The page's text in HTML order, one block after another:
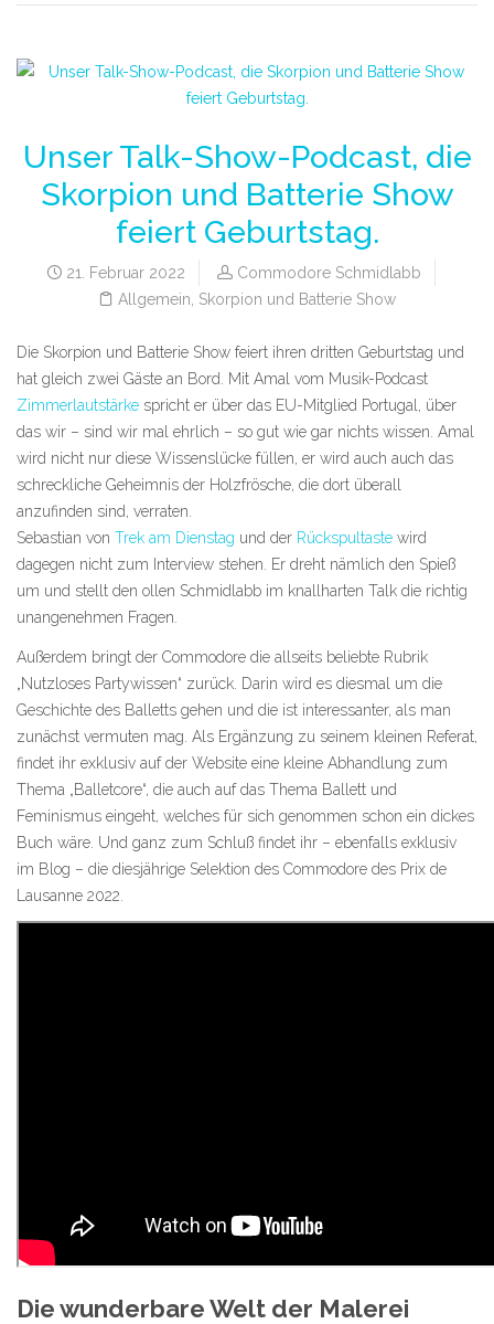
Unser Talk-Show-Podcast, die
Skorpion und Batterie Show
feiert Geburtstag.
21. Februar 2022
Commodore Schmidlabb
Allgemein Skorpion und Batterie Show
Die Skorpion und Batterie Show feiert ihren dritten Geburtstag und
hat gleich zwei Gäste an Bord. Mit Amal vom Musik-Podcast
Zimmerlautstärke spricht er über das EU-Mitglied Portugal, über
das wir – sind wir mal ehrlich – so gut wie gar nichts wissen. Amal
wird nicht nur diese Wissenslücke füllen, er wird auch auch das
schreckliche Geheimnis der Holzfrösche, die dort überall
anzufinden sind, verraten.
Sebastian von Trek am Dienstag und der Rückspultaste wird
dagegen nicht zum Interview stehen. Er dreht nämlich den Spieß
um und stellt den ollen Schmidlabb im knallharten Talk die richtig
unangenehmen Fragen.
Außerdem bringt der Commodore die allseits beliebte Rubrik
„Nutzloses Partywissen“ zurück. Darin wird es diesmal um die
Geschichte des Balletts gehen und die ist interessanter, als man
zunächst vermuten mag. Als Ergänzung zu seinem kleinen Referat,
findet ihr exklusiv auf der Website eine kleine Abhandlung zum
Thema „Balletcore“, die auch auf das Thema Ballett und
Feminismus eingeht, welches für sich genommen schon ein dickes
Buch wäre. Und ganz zum Schluß findet ihr – ebenfalls exklusiv
im Blog – die diesjährige Selektion des Commodore des Prix de
Lausanne 2022.
Die wunderbare Welt der Malerei